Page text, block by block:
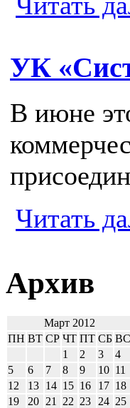
УК
В июне
Читать
Архив
Март 2012
ПН ВТ СР ЧТ ПТ СБ ВС
1
2 3
4
5
6 7 8 9 10 11
12
13 14 15 16 17 18
19
20 21 22 23 24 25